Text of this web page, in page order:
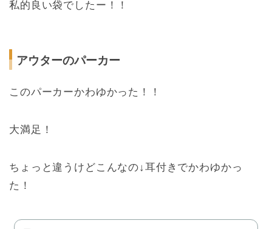
私的良い袋でしたー！！
アウターのパーカー
このパーカーかわゆかった！！
大満足！
ちょっと違うけどこんなの↓耳付きでかわゆかっ
た！